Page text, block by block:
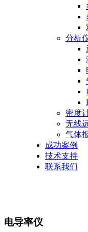
分析
密度
无线
气体
成功案例
技术支持
联系我们
电导率仪